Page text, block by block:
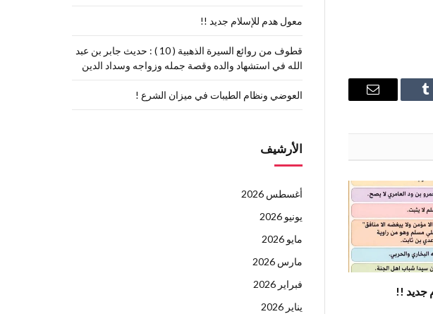
Tumblr
البريد
جديد !!
معول هدم للإسلام جديد !!
قطوف من روائع السيرة الذهبية ( 10 ) : حديث جابر بن عبد
الله في استشهاد والده وقصة جمله وزواجه وسداد الدين
العوضي ونظام الطيبات في ميزان الشرع !
الأرشيف
أغسطس 2026
يونيو 2026
مايو 2026
مارس 2026
فبراير 2026
يناير 2026